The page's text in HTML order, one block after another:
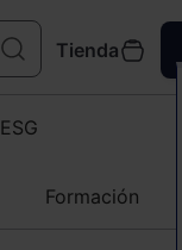
Tienda
ESG
Formación